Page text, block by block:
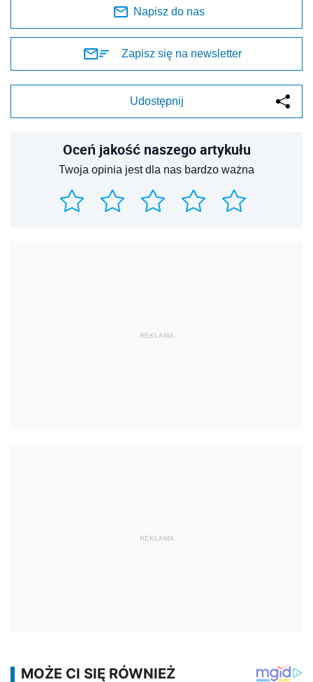
Napisz do nas
Zapisz się na newsletter
Udostępnij
Oceń jakość naszego artykułu
Twoja opinia jest dla nas bardzo ważna
REKLAMA
REKLAMA